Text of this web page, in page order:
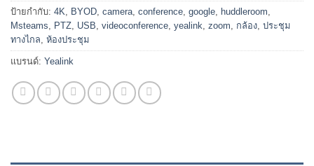
ป้ายกำกับ: 4K, BYOD, camera, conference, google, huddleroom,
Msteams, PTZ, USB, videoconference, yealink, zoom, กล้อง, ประชุม
ทางไกล, ห้องประชุม
แบรนด์: Yealink